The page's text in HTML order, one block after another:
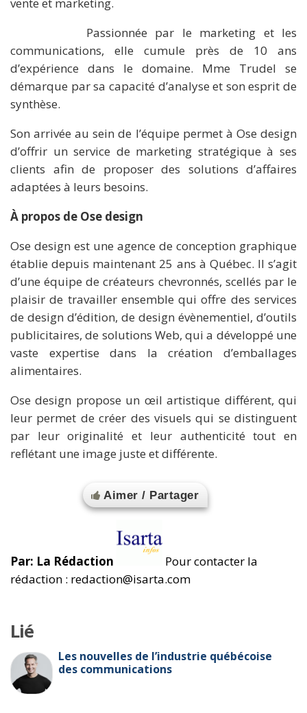
Passionnée par le marketing et les
communications, elle cumule près de 10 ans
d’expérience dans le domaine. Mme Trudel se
démarque par sa capacité d’analyse et son esprit de
synthèse.
Son arrivée au sein de l’équipe permet à Ose design
d’offrir un service de marketing stratégique à ses
clients afin de proposer des solutions d’affaires
adaptées à leurs besoins.
À propos de Ose design
Ose design est une agence de conception graphique
établie depuis maintenant 25 ans à Québec. Il s’agit
d’une équipe de créateurs chevronnés, scellés par le
plaisir de travailler ensemble qui offre des services
de design d’édition, de design évènementiel, d’outils
publicitaires, de solutions Web, qui a développé une
vaste expertise dans la création d’emballages
alimentaires.
Ose design propose un œil artistique différent, qui
leur permet de créer des visuels qui se distinguent
par leur originalité et leur authenticité tout en
reflétant une image juste et différente.
Aimer / Partager
Par: La Rédaction
Pour contacter la
rédaction : redaction@isarta.com
Lié
Les nouvelles de l’industrie québécoise
des communications